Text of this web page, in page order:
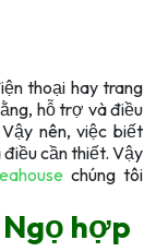
thoại hay trang
hỗ trợ và điều
nên, việc biết
cần thiết. Vậy
chúng tôi
hợp